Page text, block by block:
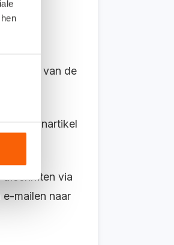
het
van de
afschriften via
mailen naar